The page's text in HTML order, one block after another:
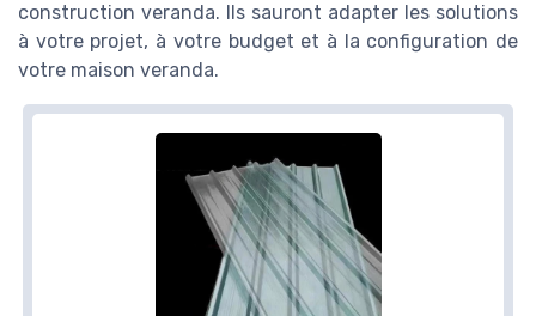
construction veranda. Ils sauront adapter les solutions
à votre projet, à votre budget et à la configuration de
votre maison veranda.